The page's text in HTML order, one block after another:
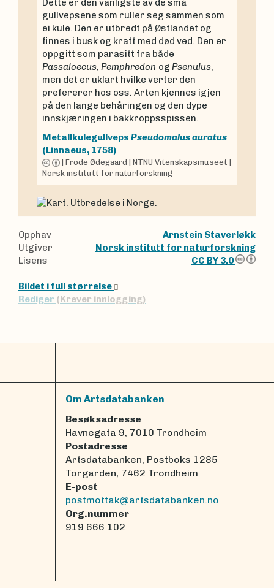
Dette er den vanligste av de små
gullvepsene som ruller seg sammen som
ei kule. Den er utbredt på Østlandet og
finnes i busk og kratt med død ved. Den er
oppgitt som parasitt fra både
Passaloecus, Pemphredon og Psenulus,
men det er uklart hvilke verter den
prefererer hos oss. Arten kjennes igjen
på den lange behåringen og den dype
innskjæringen i bakkroppsspissen.
Metallkulegullveps Pseudomalus auratus
(Linnaeus, 1758)
Frode Ødegaard NTNU Vitenskapsmuseet
Norsk institutt for naturforskning
Opphav
Arnstein Staverløkk
Utgiver
Norsk institutt for naturforskning
Lisens
CC BY 3.0
Bildet i full størrelse
Rediger (Krever innlogging)
Om Artsdatabanken
Besøksadresse
Havnegata 9, 7010 Trondheim
Postadresse
Artsdatabanken, Postboks 1285
Torgarden, 7462 Trondheim
E-post
postmottak@artsdatabanken.no
Org.nummer
919 666 102